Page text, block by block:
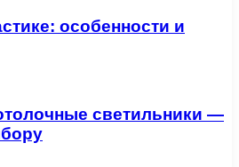
особенности и
светильники —